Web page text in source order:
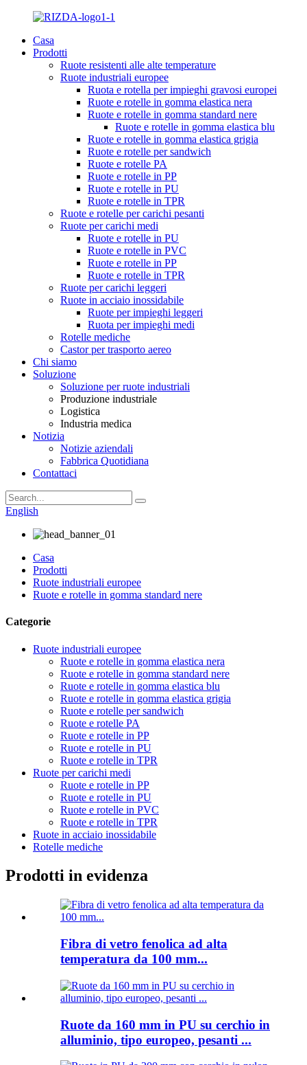
Casa
Prodotti
Ruote resistenti alle alte temperature
Ruote industriali europee
Ruota e rotella per impieghi gravosi europei
Ruote e rotelle in gomma elastica nera
Ruote e rotelle in gomma standard nere
Ruote e rotelle in gomma elastica blu
Ruote e rotelle in gomma elastica grigia
Ruote e rotelle per sandwich
Ruote e rotelle PA
Ruote e rotelle in PP
Ruote e rotelle in PU
Ruote e rotelle in TPR
Ruote e rotelle per carichi pesanti
Ruote per carichi medi
Ruote e rotelle in PU
Ruote e rotelle in PVC
Ruote e rotelle in PP
Ruote e rotelle in TPR
Ruote per carichi leggeri
Ruote in acciaio inossidabile
Ruote per impieghi leggeri
Ruota per impieghi medi
Rotelle mediche
Castor per trasporto aereo
Chi siamo
Soluzione
Soluzione per ruote industriali
Produzione industriale
Logistica
Industria medica
Notizia
Notizie aziendali
Fabbrica Quotidiana
Contattaci
English
Casa
Prodotti
Ruote industriali europee
Ruote e rotelle in gomma standard nere
Categorie
Ruote industriali europee
Ruote e rotelle in gomma elastica nera
Ruote e rotelle in gomma standard nere
Ruote e rotelle in gomma elastica blu
Ruote e rotelle in gomma elastica grigia
Ruote e rotelle per sandwich
Ruote e rotelle PA
Ruote e rotelle in PP
Ruote e rotelle in PU
Ruote e rotelle in TPR
Ruote per carichi medi
Ruote e rotelle in PP
Ruote e rotelle in PU
Ruote e rotelle in PVC
Ruote e rotelle in TPR
Ruote in acciaio inossidabile
Rotelle mediche
Prodotti in evidenza
Fibra di vetro fenolica ad alta
temperatura da 100 mm...
Ruote da 160 mm in PU su cerchio in
alluminio, tipo europeo, pesanti ...